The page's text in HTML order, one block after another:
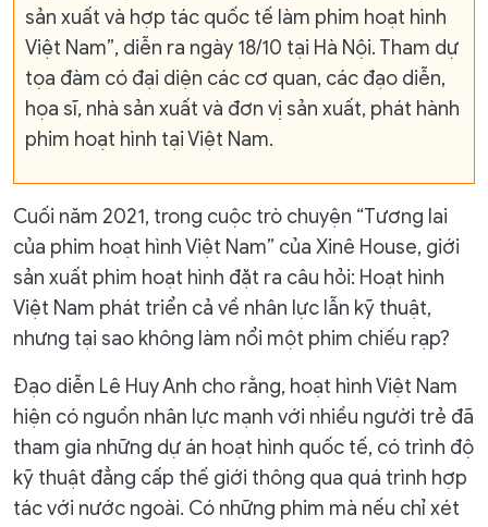
sản xuất và hợp tác quốc tế làm phim hoạt hình
Việt Nam”, diễn ra ngày 18/10 tại Hà Nội. Tham dự
tọa đàm có đại diện các cơ quan, các đạo diễn,
họa sĩ, nhà sản xuất và đơn vị sản xuất, phát hành
phim hoạt hình tại Việt Nam.
Cuối năm 2021, trong cuộc trò chuyện “Tương lai
của phim hoạt hình Việt Nam” của Xinê House, giới
sản xuất phim hoạt hình đặt ra câu hỏi: Hoạt hình
Việt Nam phát triển cả về nhân lực lẫn kỹ thuật,
nhưng tại sao không làm nổi một phim chiếu rạp?
Đạo diễn Lê Huy Anh cho rằng, hoạt hình Việt Nam
hiện có nguồn nhân lực mạnh với nhiều người trẻ đã
tham gia những dự án hoạt hình quốc tế, có trình độ
kỹ thuật đẳng cấp thế giới thông qua quá trình hợp
tác với nước ngoài. Có những phim mà nếu chỉ xét